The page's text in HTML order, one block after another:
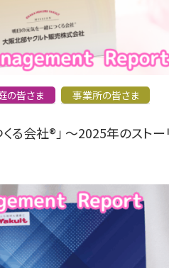
の皆さま 事業所の皆さま
る会社®」 〜2025年のスト